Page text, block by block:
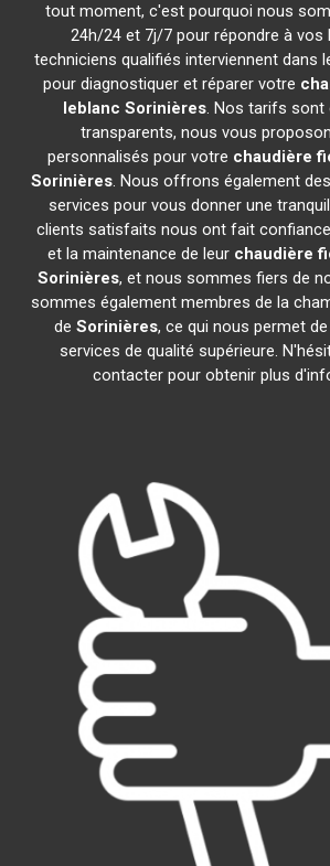
tout moment, c'est pourquoi nous
24h/24 et 7j/7 pour répondre à vos
techniciens qualifiés interviennent dans
pour diagnostiquer et réparer votre
leblanc Sorinières. Nos tarifs
transparents, nous vous
personnalisés pour votre chaudière
Sorinières. Nous offrons également
services pour vous donner une
clients satisfaits nous ont fait
et la maintenance de leur chaudière
Sorinières, et nous sommes fiers de
sommes également membres de la
de Sorinières, ce qui nous permet
services de qualité supérieure.
contacter pour obtenir plus